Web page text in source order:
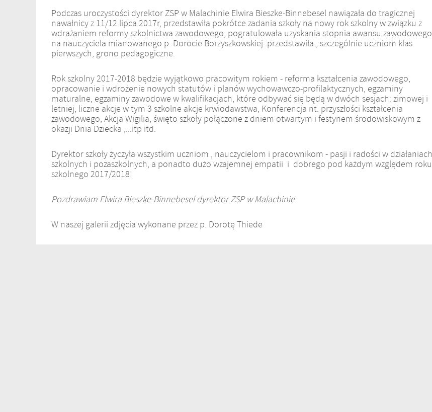
Podczas uroczystości dyrektor ZSP w Malachinie Elwira Bieszke-Binnebesel nawiązała do tragicznej
nawałnicy z 11/12 lipca 2017r, przedstawiła pokrótce zadania szkoły na nowy rok szkolny w związku z
wdrażaniem reformy szkolnictwa zawodowego, pogratulowała uzyskania stopnia awansu zawodowego
na nauczyciela mianowanego p. Dorocie Borzyszkowskiej. przedstawiła , szczególnie uczniom klas
pierwszych, grono pedagogiczne.
Rok szkolny 2017-2018 będzie wyjątkowo pracowitym rokiem - reforma kształcenia zawodowego,
opracowanie i wdrożenie nowych statutów i planów wychowawczo-profilaktycznych, egzaminy
maturalne, egzaminy zawodowe w kwalifikacjach, które odbywać się będą w dwóch sesjach: zimowej i
letniej, liczne akcje w tym 3 szkolne akcje krwiodawstwa, Konferencja nt. przyszłości kształcenia
zawodowego, Akcja Wigilia, święto szkoły połączone z dniem otwartym i festynem środowiskowym z
okazji Dnia Dziecka ,...itp itd.
Dyrektor szkoły życzyła wszystkim uczniom , nauczycielom i pracownikom - pasji i radości w działaniach
szkolnych i pozaszkolnych, a ponadto dużo wzajemnej empatii i dobrego pod każdym względem roku
szkolnego 2017/2018!
Pozdrawiam Elwira Bieszke-Binnebesel dyrektor ZSP w Malachinie
W naszej galerii zdjęcia wykonane przez p. Dorotę Thiede